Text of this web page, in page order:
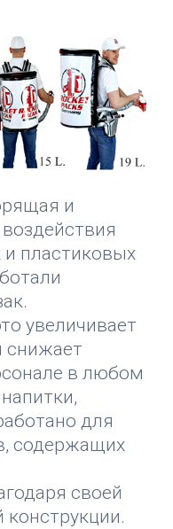
и
пластиковых
увеличивает
снижает
в любом
для
содержащих
своей
конструкции.